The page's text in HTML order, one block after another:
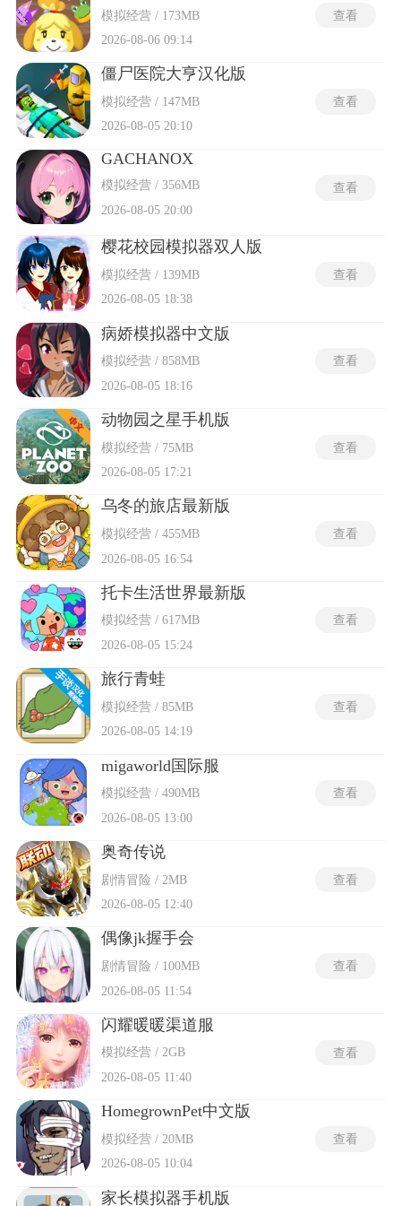
模拟经营 / 173MB
2026-08-06 09:14
查看
僵尸医院大亨汉化版
模拟经营 / 147MB
2026-08-05 20:10
查看
GACHANOX
模拟经营 / 356MB
2026-08-05 20:00
查看
樱花校园模拟器双人版
模拟经营 / 139MB
2026-08-05 18:38
查看
病娇模拟器中文版
模拟经营 / 858MB
2026-08-05 18:16
查看
动物园之星手机版
模拟经营 / 75MB
2026-08-05 17:21
查看
乌冬的旅店最新版
模拟经营 / 455MB
2026-08-05 16:54
查看
托卡生活世界最新版
模拟经营 / 617MB
2026-08-05 15:24
查看
旅行青蛙
模拟经营 / 85MB
2026-08-05 14:19
查看
migaworld国际服
模拟经营 / 490MB
2026-08-05 13:00
查看
奥奇传说
剧情冒险 / 2MB
2026-08-05 12:40
查看
偶像jk握手会
剧情冒险 / 100MB
2026-08-05 11:54
查看
闪耀暖暖渠道服
模拟经营 / 2GB
2026-08-05 11:40
查看
HomegrownPet中文版
模拟经营 / 20MB
2026-08-05 10:04
查看
家长模拟器手机版